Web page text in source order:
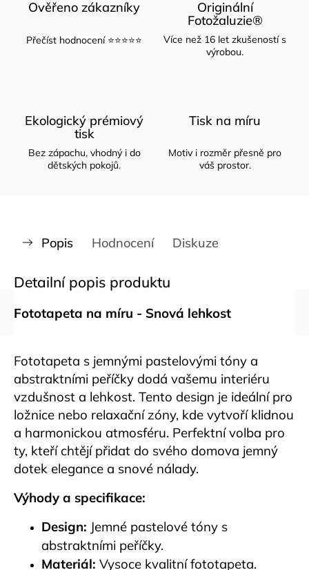
Ověřeno zákazníky
Přečíst hodnocení ⭐⭐⭐⭐⭐
Originální
Fotožaluzie®
Více než 16 let zkušeností s
výrobou.
Ekologický prémiový
tisk
Bez zápachu, vhodný i do
dětských pokojů.
Tisk na míru
Motiv i rozměr přesně pro
váš prostor.
Popis Hodnocení Diskuze
Detailní popis produktu
Fototapeta na míru - Snová lehkost
Fototapeta s jemnými pastelovými tóny a
abstraktními peříčky dodá vašemu interiéru
vzdušnost a lehkost. Tento design je ideální pro
ložnice nebo relaxační zóny, kde vytvoří klidnou
a harmonickou atmosféru. Perfektní volba pro
ty, kteří chtějí přidat do svého domova jemný
dotek elegance a snové nálady.
Výhody a specifikace:
Design: Jemné pastelové tóny s
abstraktními peříčky.
Materiál: Vysoce kvalitní fototapeta.